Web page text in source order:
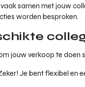
samen met jouw
worden besproken.
jouw verkoop te doen
Je bent flexibel en